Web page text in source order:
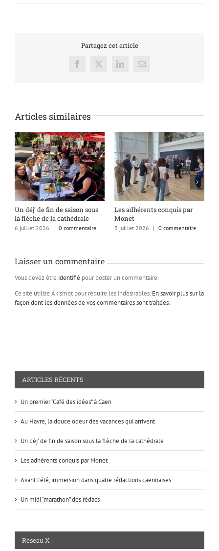
Partagez cet article
Facebook
X LinkedInEmail
Articles similaires
Un déj’ de fin de saison sous
la flèche de la cathédrale
6 juillet 2026 | 0 commentaire
Les adhérents conquis par
Monet
3 juillet 2026 | 0 commentaire
Laisser un commentaire
Vous devez être identifié pour poster un commentaire.
Ce site utilise Akismet pour réduire les indésirables. En savoir plus sur la
façon dont les données de vos commentaires sont traitées.
ARTICLES RÉCENTS
Un premier “Café des idées” à Caen
Au Havre, la douce odeur des vacances qui arrivent
Un déj’ de fin de saison sous la flèche de la cathédrale
Les adhérents conquis par Monet
Avant l’été, immersion dans quatre rédactions caennaises
Un midi “marathon” des rédacs
Réseau X